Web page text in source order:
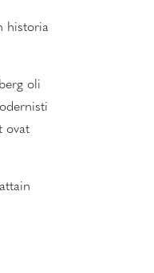
historia
oli
ovat